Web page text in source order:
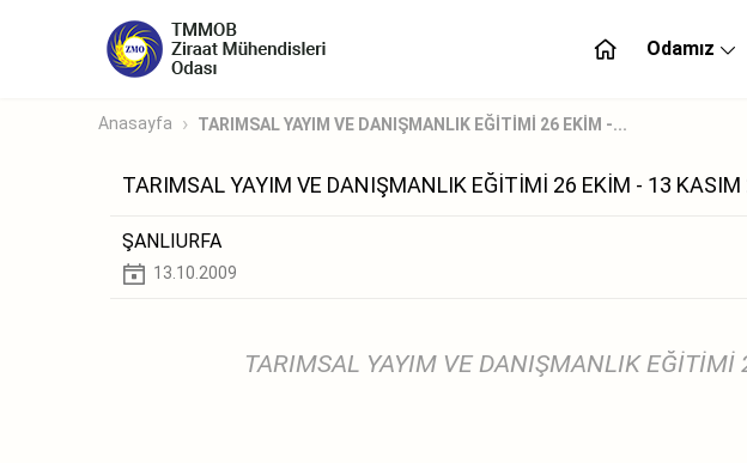
Odamız
Anasayfa TARIMSAL YAYIM VE DANIŞMANLIK EĞİTİMİ 26 EKİM -...
TARIMSAL YAYIM VE DANIŞMANLIK EĞİTİMİ 26 EKİM - 13
ŞANLIURFA
13.10.2009
TARIMSAL YAYIM VE DANIŞMANLIK